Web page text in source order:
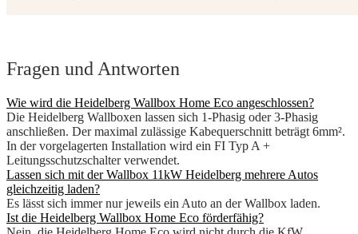
Fragen und Antworten
Wie wird die Heidelberg Wallbox Home Eco angeschlossen?
Die Heidelberg Wallboxen lassen sich 1-Phasig oder 3-Phasig
anschließen. Der maximal zulässige Kabequerschnitt beträgt 6mm².
In der vorgelagerten Installation wird ein FI Typ A +
Leitungsschutzschalter verwendet.
Lassen sich mit der Wallbox 11kW Heidelberg mehrere Autos
gleichzeitig laden?
Es lässt sich immer nur jeweils ein Auto an der Wallbox laden.
Ist die Heidelberg Wallbox Home Eco förderfähig?